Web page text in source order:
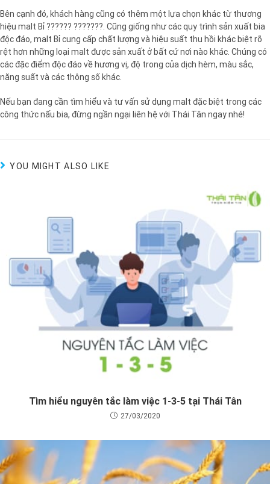
Bên cạnh đó, khách hàng cũng có thêm một lựa chọn khác từ thương
hiệu malt Bỉ ?????? ???????. Cũng giống như các quy trình sản xuất bia
độc đáo, malt Bỉ cung cấp chất lượng và hiệu suất thu hồi khác biệt rõ
rệt hơn những loại malt được sản xuất ở bất cứ nơi nào khác. Chúng có
các đặc điểm độc đáo về hương vị, độ trong của dịch hèm, màu sắc,
năng suất và các thông số khác.
Nếu bạn đang cần tìm hiểu và tư vấn sử dụng malt đặc biệt trong các
công thức nấu bia, đừng ngần ngại liên hệ với Thái Tân ngay nhé!
YOU MIGHT ALSO LIKE
Tìm hiểu nguyên tắc làm việc 1-3-5 tại Thái Tân
27/03/2020